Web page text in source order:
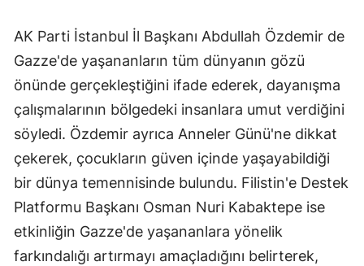
AK Parti İstanbul İl Başkanı Abdullah Özdemir de
Gazze'de yaşananların tüm dünyanın gözü
önünde gerçekleştiğini ifade ederek, dayanışma
çalışmalarının bölgedeki insanlara umut verdiğini
söyledi. Özdemir ayrıca Anneler Günü'ne dikkat
çekerek, çocukların güven içinde yaşayabildiği
bir dünya temennisinde bulundu. Filistin'e Destek
Platformu Başkanı Osman Nuri Kabaktepe ise
etkinliğin Gazze'de yaşananlara yönelik
farkındalığı artırmayı amaçladığını belirterek,